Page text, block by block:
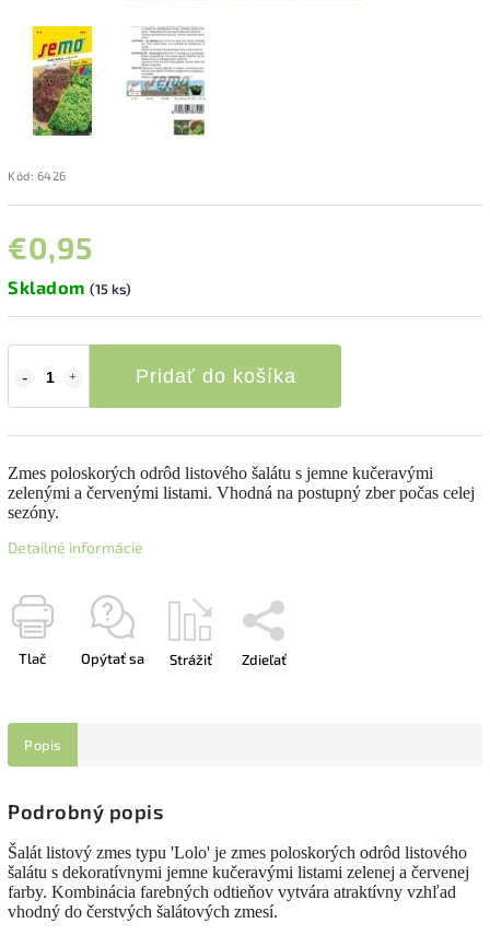
Kód: 6426
€0,95
Skladom (15 ks)
Pridať do košíka
Zmes poloskorých odrôd listového šalátu s jemne kučeravými
zelenými a červenými listami. Vhodná na postupný zber počas celej
sezóny.
Detailné informácie
Tlač Opýtať sa Strážiť Zdieľať
Popis
Podrobný popis
Šalát listový zmes typu 'Lolo' je zmes poloskorých odrôd listového
šalátu s dekoratívnymi jemne kučeravými listami zelenej a červenej
farby. Kombinácia farebných odtieňov vytvára atraktívny vzhľad
vhodný do čerstvých šalátových zmesí.